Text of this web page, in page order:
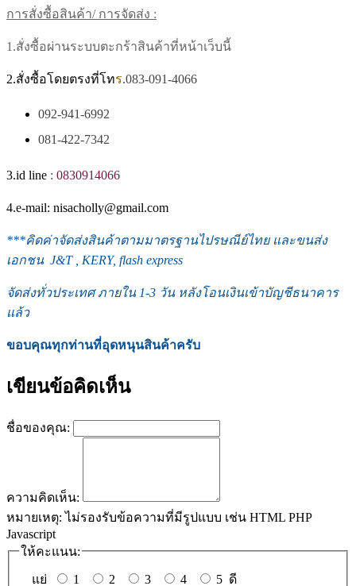
การสั่งซื้อสินค้า/ การจัดส่ง :
1.สั่งซื้อผ่านระบบตะกร้าสินค้าที่หน้าเว็บนี้
2.สั่งซื้อโดยตรงที่โทร.083-091-4066
092-941-6992
081-422-7342
3.id line : 0830914066
4.e-mail: nisacholly@gmail.com
***คิดค่าจัดส่งสินค้าตามมาตรฐานไปรษณีย์ไทย และขนส่ง
เอกชน J&T , KERY, flash express
จัดส่งทั่วประเทศ ภายใน 1-3 วัน หลังโอนเงินเข้าบัญชีธนาคาร
แล้ว
ขอบคุณทุกท่านที่อุดหนุนสินค้าครับ
เขียนข้อคิดเห็น
ชื่อของคุณ:
ความคิดเห็น:
หมายเหตุ: ไม่รองรับข้อความที่มีรูปแบบ เช่น HTML PHP
Javascript
ให้คะแนน:
แย่ 1 2 3 4 5 ดี